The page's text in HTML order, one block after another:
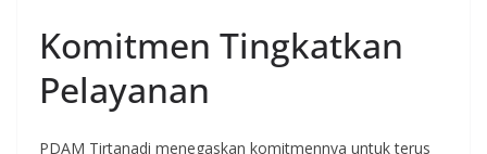
Komitmen Tingkatkan
Pelayanan
PDAM Tirtanadi menegaskan komitmennya untuk terus